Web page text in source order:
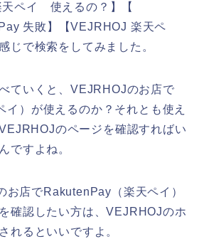
ペイ 使えるの？】【
失敗】【VEJRHOJ 楽天ペ
で検索をしてみました。
ていくと、VEJRHOJのお店で
）が使えるのか？それとも使え
のページを確認すればい
ですよね。
お店でRakutenPay（楽天ペイ）
確認したい方は、VEJRHOJのホ
れるといいですよ。